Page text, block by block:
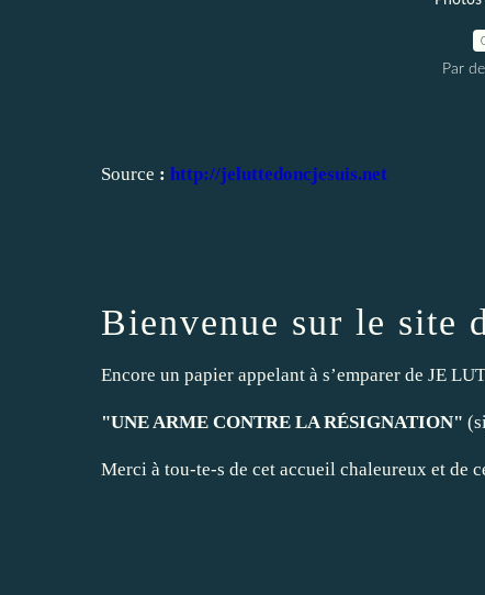
Par
Source : http://jeluttedoncjesuis.net
Bienvenue sur le site
Encore un papier appelant à s’emparer de JE
"UNE ARME CONTRE LA RÉSIGNATION"
Merci à tou-te-s de cet accueil chaleureux et de